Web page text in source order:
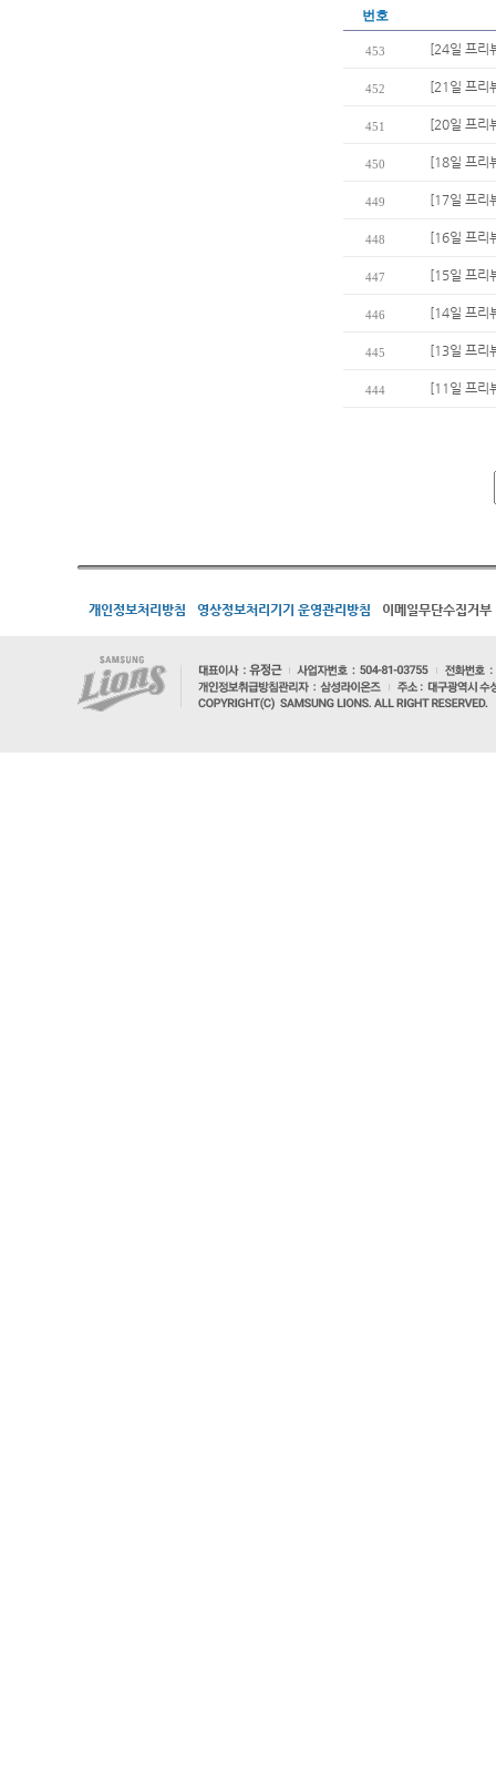
번호
453 [24일 프리
452 [21일 프리
451 [20일 프리
450 [18일 프리
449 [17일 프리
448 [16일 프리
447 [15일 프리
446 [14일 프리
445 [13일 프리
444 [11일 프리
개인정보처리방침 영상정보처리기기 운영관리방침 이메일무단수집거부